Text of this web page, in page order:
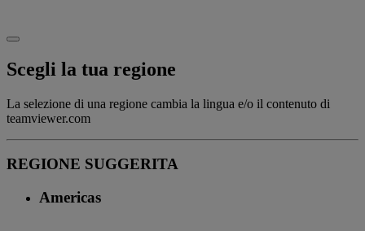
Scegli la tua regione
La selezione di una regione cambia la lingua e/o il contenuto di
teamviewer.com
REGIONE SUGGERITA
Americas